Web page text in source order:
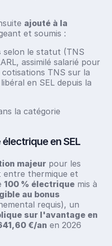
ajouté à la
et soumis :
selon le statut (TNS
assimilé salarié pour
TNS sur la
en SEL depuis la
la catégorie
en SEL
majeur pour les
entre thermique et
100 % électrique mis à
au bonus
requis), un
sur l'avantage en
€/an en 2026